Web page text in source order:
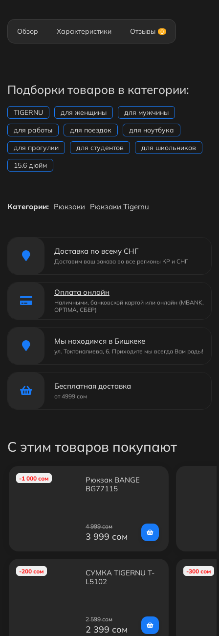
Обзор Характеристики Отзывы 0
Подборки товаров в категории:
TIGERNU для женщины
для мужчины
для работы
для поездок
для ноутбука
для прогулки
для студентов
для школьников
15.6 дюйм
Категории: Рюкзаки Рюкзаки Tigernu
Доставка по всему СНГ
Доставим ваш заказа во все регионы КР и СНГ
Оплата онлайн
Наличными, банковской картой или онлайн (MBANK,
OPTIMA, СБЕР)
Мы находимся в Бишкеке
ул. Токтоналиева, 6. Приходите мы всегда Вам рады!
Бесплатная доставка
от 4999 сом
С этим товаров покупают
-1 000 сом
Рюкзак BANGE
BG77115
4 999 сом
3 999 сом
-200 сом
СУМКА TIGERNU T-
L5102
2 599 сом
2 399 сом
-300 сом